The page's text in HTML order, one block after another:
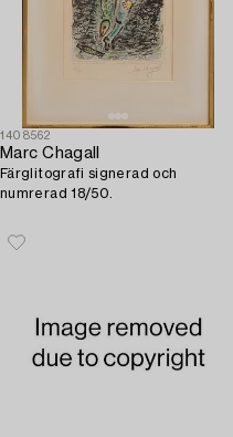
1408562
Marc Chagall
Färglitografi signerad och
numrerad 18/50.